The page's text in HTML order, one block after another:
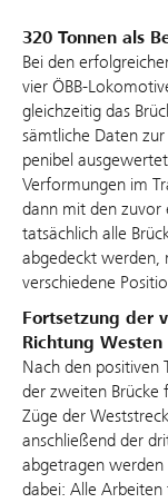
320 Tonnen als
Bei den
vier ÖBB-
gleichzeitig das
sämtliche Daten
penibel
Verformungen im
dann mit den zuvor
tatsächlich alle
abgedeckt werden,
verschiedene
Fortsetzung der
Richtung Westen
Nach den positiven
der zweiten Brücke
Züge der
anschließend der
abgetragen werden
dabei: Alle